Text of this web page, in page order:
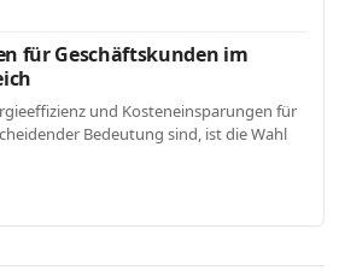
für Geschäftskunden im
und Kosteneinsparungen für
Bedeutung sind, ist die Wahl